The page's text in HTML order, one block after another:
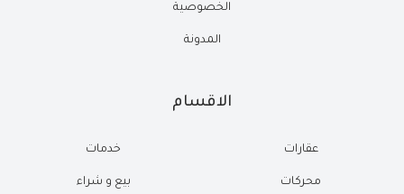
الخصوصية
المدونة
الاقسام
عقارات
محركات
خدمات
بيع و شراء